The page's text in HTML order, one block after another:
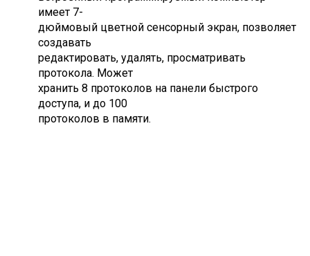
имеет 7-
дюймовый цветной сенсорный экран, позволяет
создавать
редактировать, удалять, просматривать
протокола. Может
хранить 8 протоколов на панели быстрого
доступа, и до 100
протоколов в памяти.